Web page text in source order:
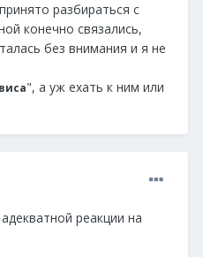
разбираться с
конечно связались,
без внимания и я не
", а уж ехать к ним или
реакции на